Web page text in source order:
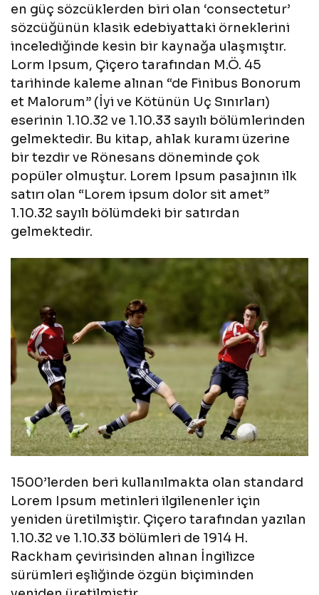
en güç sözcüklerden biri olan ‘consectetur’
sözcüğünün klasik edebiyattaki örneklerini
incelediğinde kesin bir kaynağa ulaşmıştır.
Lorm Ipsum, Çiçero tarafından M.Ö. 45
tarihinde kaleme alınan “de Finibus Bonorum
et Malorum” (İyi ve Kötünün Uç Sınırları)
eserinin 1.10.32 ve 1.10.33 sayılı bölümlerinden
gelmektedir. Bu kitap, ahlak kuramı üzerine
bir tezdir ve Rönesans döneminde çok
popüler olmuştur. Lorem Ipsum pasajının ilk
satırı olan “Lorem ipsum dolor sit amet”
1.10.32 sayılı bölümdeki bir satırdan
gelmektedir.
1500’lerden beri kullanılmakta olan standard
Lorem Ipsum metinleri ilgilenenler için
yeniden üretilmiştir. Çiçero tarafından yazılan
1.10.32 ve 1.10.33 bölümleri de 1914 H.
Rackham çevirisinden alınan İngilizce
sürümleri eşliğinde özgün biçiminden